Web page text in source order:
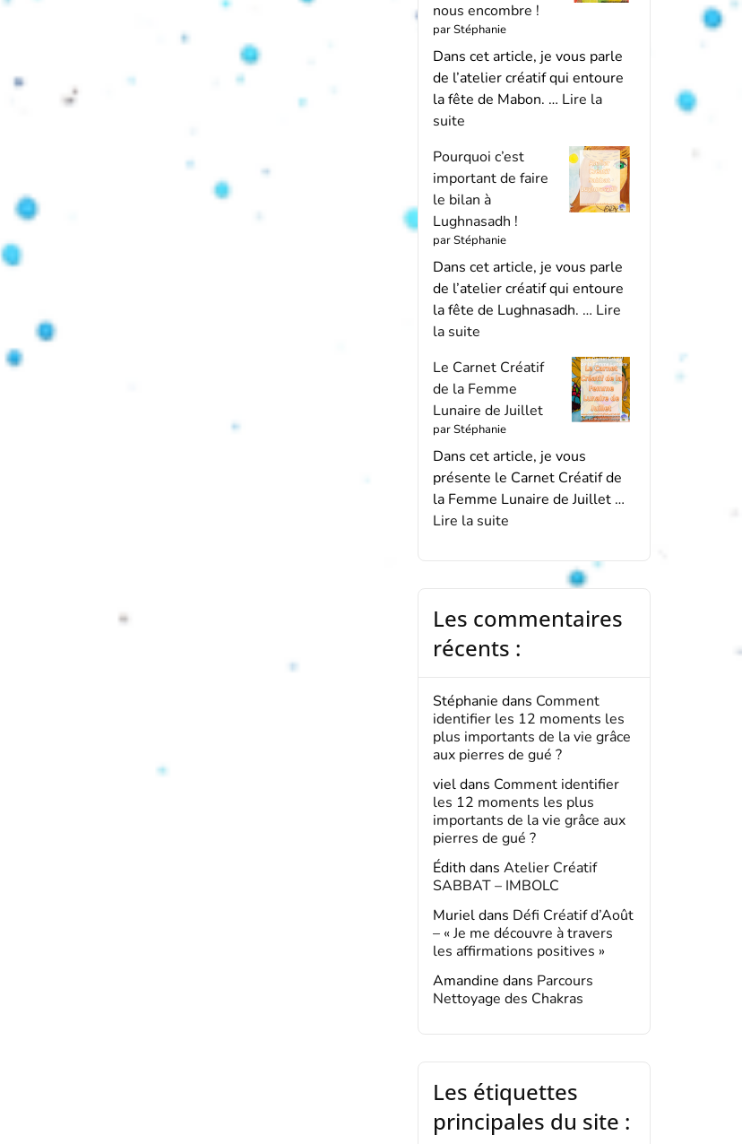
nous encombre !
par Stéphanie
Dans cet article, je vous parle
de l’atelier créatif qui entoure
la fête de Mabon. … Lire la
suite
Pourquoi c’est
important de faire
le bilan à
Lughnasadh !
par Stéphanie
Dans cet article, je vous parle
de l’atelier créatif qui entoure
la fête de Lughnasadh. … Lire
la suite
Le Carnet Créatif
de la Femme
Lunaire de Juillet
par Stéphanie
Dans cet article, je vous
présente le Carnet Créatif de
la Femme Lunaire de Juillet …
Lire la suite
Les commentaires
récents :
Stéphanie dans Comment
identifier les 12 moments les
plus importants de la vie grâce
aux pierres de gué ?
vieldans Comment identifier
les 12 moments les plus
importants de la vie grâce aux
pierres de gué ?
Édith dans Atelier Créatif
SABBAT – IMBOLC
Murieldans Défi Créatif d’Août
– « Je me découvre à travers
les affirmations positives »
Amandine dans Parcours
Nettoyage des Chakras
Les étiquettes
principales du site :